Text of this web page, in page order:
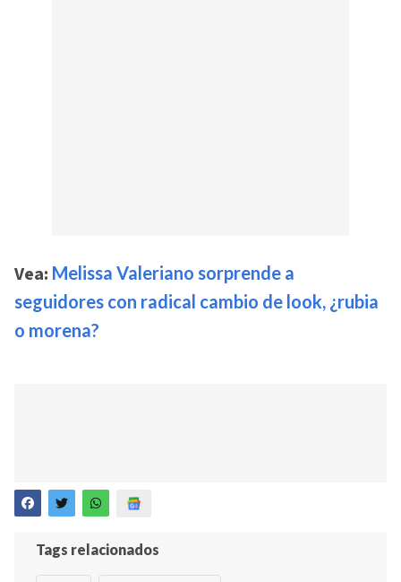
Vea: Melissa Valeriano sorprende a
seguidores con radical cambio de look, ¿rubia
o morena?
Tags relacionados